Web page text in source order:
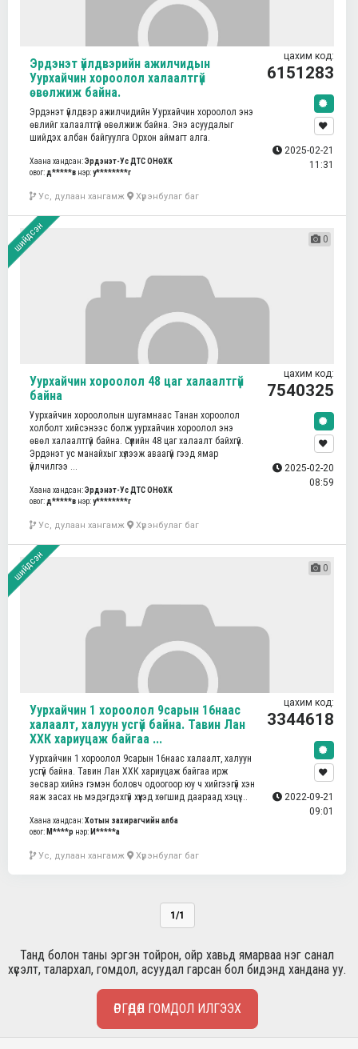
Эрдэнэт үйлдвэрийн ажилчидын
Уурхайчин хороолол халаалтгүй
өвөлжиж байна.
Эрдэнэт үйлдвэр ажилчидийн Уурхайчин хороолол энэ
өвлийг халаалтгүй өвөлжиж байна. Энэ асуудалыг
шийдэх албан байгуулга Орхон аймагт алга.
Хаана хандсан:Эрдэнэт-Ус ДТС ОНӨХК
овог: д*****в нэр:у********г
Ус, дулаан хангамж Хүрэнбулаг баг
цахим код:
6151283
2025-02-21
11:31
шийдсэн 0
Уурхайчин хороолол 48 цаг халаалтгүй
байна
Уурхайчин хороололын шугамнаас Танан хороолол
холболт хийсэнээс болж уурхайчин хороолол энэ
өвөл халаалтгүй байна. Сүүлийн 48 цаг халаалт байхгүй.
Эрдэнэт ус манайхыг хүлээж аваагүй гээд ямар
үйлчилгээ ...
Хаана хандсан:Эрдэнэт-Ус ДТС ОНӨХК
овог: д*****в нэр:у********г
Ус, дулаан хангамж Хүрэнбулаг баг
цахим код:
7540325
2025-02-20
08:59
шийдсэн 0
Уурхайчин 1 хороолол 9сарын 16наас
халаалт, халуун усгүй байна. Тавин Лан
ХХК хариуцаж байгаа ...
Уурхайчин 1 хороолол 9сарын 16наас халаалт, халуун
усгүй байна. Тавин Лан ХХК хариуцаж байгаа ирж
зөсвар хийнэ гэмэн боловч одоогоор юу ч хийгээгүй хэн
яаж засах нь мэдэгдэхгүй хүүхэд хөгшид даараад хэцүү ...
Хаана хандсан:Хотын захирагчийн алба
овог: М****р нэр: И*****а
Ус, дулаан хангамж Хүрэнбулаг баг
цахим код:
3344618
2022-09-21
09:01
1/1
Танд болон таны эргэн тойрон, ойр хавьд ямарваа нэг санал
хүсэлт, талархал, гомдол, асуудал гарсан бол бидэнд хандана уу.
ӨРГӨДӨЛ ГОМДОЛ ИЛГЭЭХ